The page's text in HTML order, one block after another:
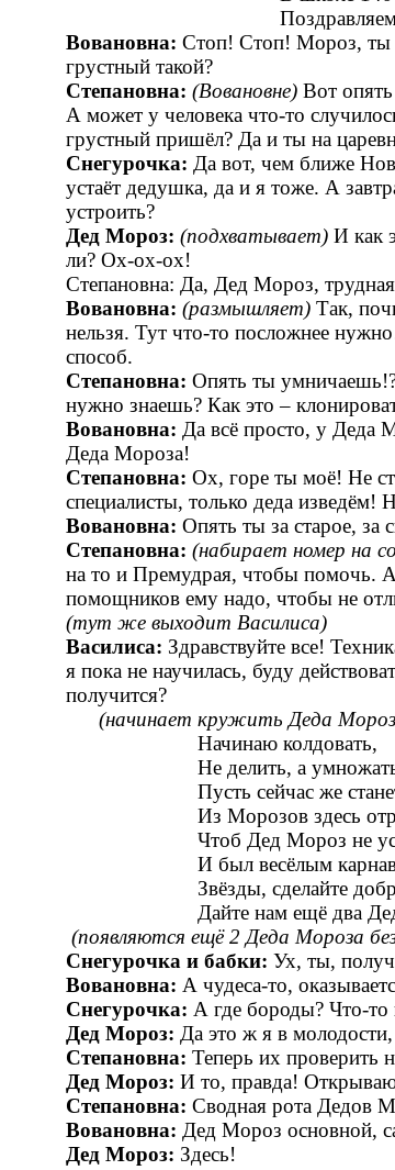
Поздравляем с
Вовановна: Cтоп! Cтоп! Мороз, ты
грустный такой?
Степановна: (Вовановне) Вот
А может у человека что-то
грустный пришёл? Да и ты на
Снегурочка: Да вот, чем ближе
устаёт дедушка, да и я тоже. А
устроить?
Дед Мороз: (подхватывает) И как
ли? Ох-ох-ох!
Степановна: Да, Дед Мороз, трудная
Вовановна: (размышляет) Так,
нельзя. Тут что-то посложнее
способ.
Степановна: Опять ты умничаешь!?
нужно знаешь? Как это –
Вовановна: Да всё просто, у Деда
Деда Мороза!
Степановна: Ох, горе ты моё! Не
специалисты, только деда изведём!
Вовановна: Опять ты за старое,
Степановна: (набирает номер на
на то и Премудрая, чтобы помочь.
помощников ему надо, чтобы не
(тут же выходит Василиса)
Василиса: Здравствуйте все!
я пока не научилась, буду
получится?
(начинает кружить Деда
Начинаю колдовать,
Не делить, а
Пусть сейчас же станет
Из Морозов здесь
Чтоб Дед Мороз не
И был весёлым
Звёзды, сделайте
Дайте нам ещё два
(появляются ещё 2 Деда Мороза
Снегурочка и бабки: Ух, ты,
Вовановна: А чудеса-то,
Снегурочка: А где бороды? Что-
Дед Мороз: Да это ж я в
Степановна: Теперь их проверить
Дед Мороз: И то, правда!
Степановна: Сводная рота Дедов
Вовановна: Дед Мороз основной,
Дед Мороз: Здесь!